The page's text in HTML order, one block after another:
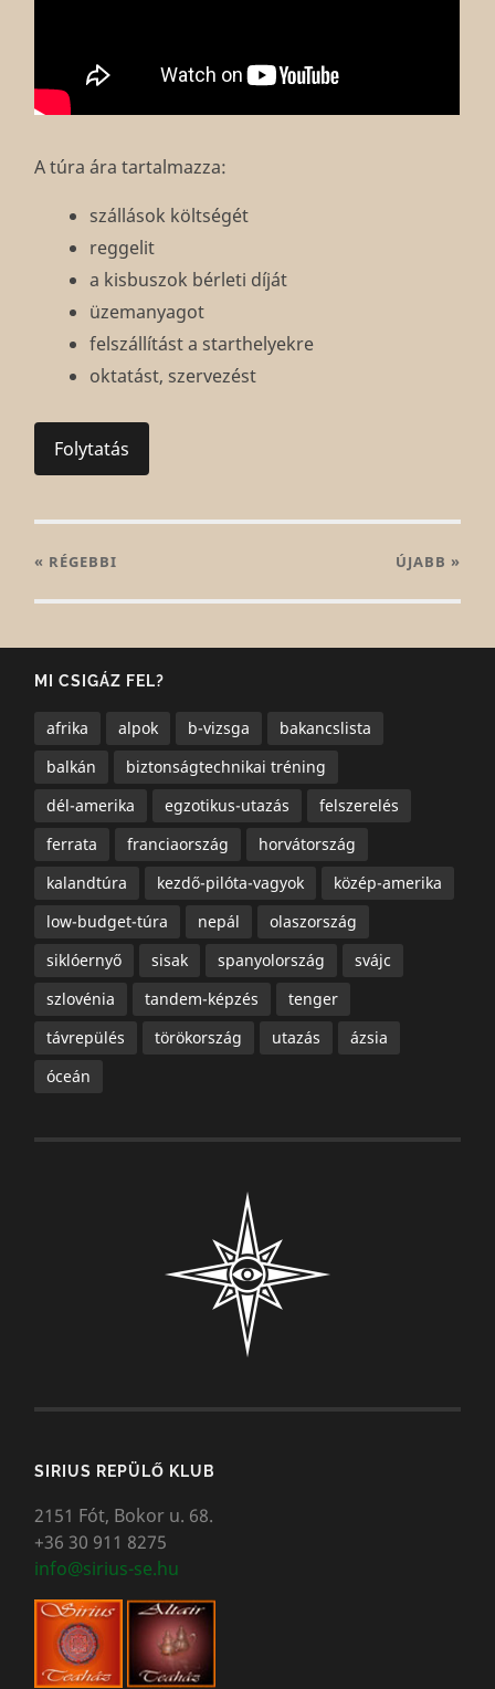
A túra ára tartalmazza:
szállások költségét
reggelit
a kisbuszok bérleti díját
üzemanyagot
felszállítást a starthelyekre
oktatást, szervezést
Folytatás
« RÉGEBBI ÚJABB »
MI CSIGÁZ FEL?
afrika alpok b-vizsga
bakancslista
balkán
biztonságtechnikai tréning
dél-amerika
egzotikus-utazás
felszerelés
ferrata
franciaország
horvátország
kalandtúra
kezdő-pilóta-vagyok
közép-amerika
low-budget-túra
nepál
olaszország
siklóernyő
sisak spanyolország
svájc
szlovénia
tandem-képzés
tenger
távrepülés
törökország utazás
ázsia
óceán
SIRIUS REPÜLŐ KLUB
2151 Fót, Bokor u. 68.
+36 30 911 8275
info@sirius-se.hu